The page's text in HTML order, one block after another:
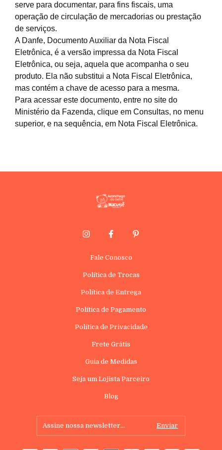
serve para documentar, para fins fiscais, uma
operação de circulação de mercadorias ou prestação
de serviços.
A Danfe, Documento Auxiliar da Nota Fiscal
Eletrônica, é a versão impressa da Nota Fiscal
Eletrônica, ou seja, aquela que acompanha o seu
produto. Ela não substitui a Nota Fiscal Eletrônica,
mas contém a chave de acesso para a mesma.
Para acessar este documento, entre no site do
Ministério da Fazenda, clique em Consultas, no menu
superior, e na sequência, em Nota Fiscal Eletrônica.
Fale Conosco
Política de Trocas
Política de Entrega
Política de Pagamento
Política de Privacidade
Frete Grátis
Guia de Medidas
Seja um Lojista Parceiro
Blog